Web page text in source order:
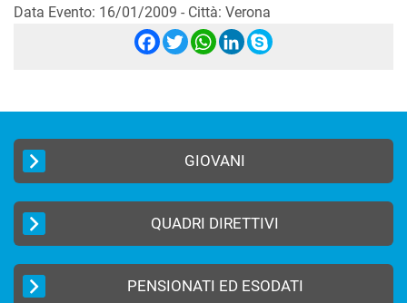
Data Evento: 16/01/2009 - Città: Verona
Facebook
Twitter
WhatsApp
LinkedIn
Skype
GIOVANI
QUADRI DIRETTIVI
PENSIONATI ED ESODATI